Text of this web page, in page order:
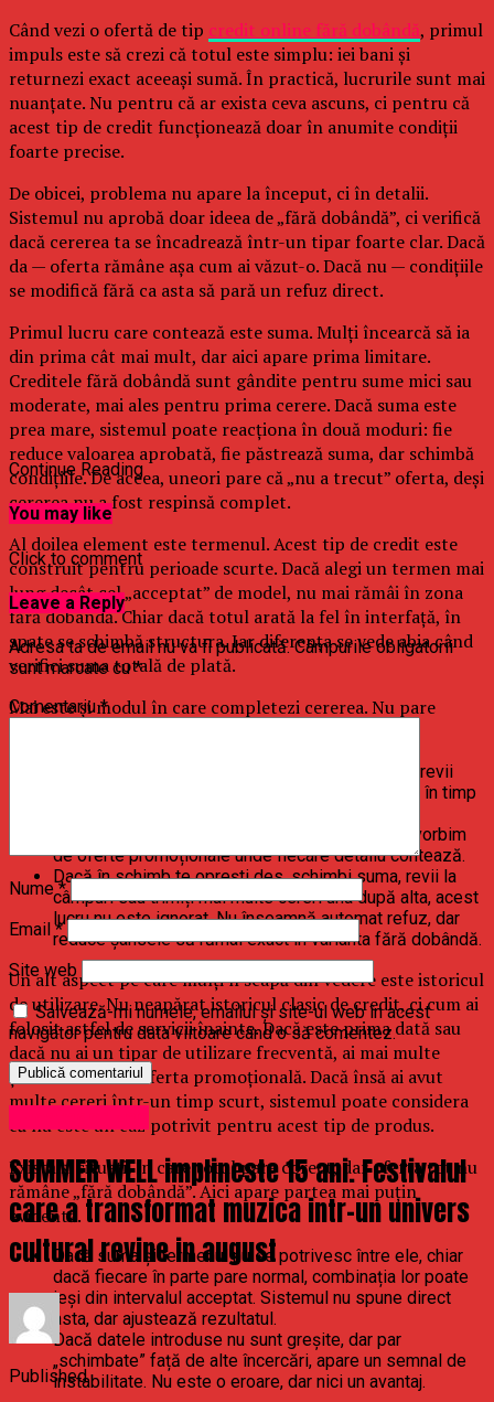
Când vezi o ofertă de tip credit online fără dobândă, primul
impuls este să crezi că totul este simplu: iei bani și
returnezi exact aceeași sumă. În practică, lucrurile sunt mai
nuanțate. Nu pentru că ar exista ceva ascuns, ci pentru că
acest tip de credit funcționează doar în anumite condiții
foarte precise.
De obicei, problema nu apare la început, ci în detalii.
Sistemul nu aprobă doar ideea de „fără dobândă”, ci verifică
dacă cererea ta se încadrează într-un tipar foarte clar. Dacă
da — oferta rămâne așa cum ai văzut-o. Dacă nu — condițiile
se modifică fără ca asta să pară un refuz direct.
Primul lucru care contează este suma. Mulți încearcă să ia
din prima cât mai mult, dar aici apare prima limitare.
Creditele fără dobândă sunt gândite pentru sume mici sau
moderate, mai ales pentru prima cerere. Dacă suma este
prea mare, sistemul poate reacționa în două moduri: fie
reduce valoarea aprobată, fie păstrează suma, dar schimbă
condițiile. De aceea, uneori pare că „nu a trecut” oferta, deși
cererea nu a fost respinsă complet.
Al doilea element este termenul. Acest tip de credit este
construit pentru perioade scurte. Dacă alegi un termen mai
lung decât cel „acceptat” de model, nu mai rămâi în zona
fără dobândă. Chiar dacă totul arată la fel în interfață, în
spate se schimbă structura. Iar diferența se vede abia când
verifici suma totală de plată.
Mai este și modul în care completezi cererea. Nu pare
Dacă completezi datele o singură dată, fără să revii
constant asupra lor, fără să modifici informațiile în timp
comportament stabil. Asta ajută, mai ales când vorbim
de oferte promoționale unde fiecare detaliu contează.
Dacă în schimb te oprești des, schimbi suma, revii la
câmpuri sau trimiți mai multe cereri una după alta, acest
lucru nu este ignorat. Nu înseamnă automat refuz, dar
reduce șansele să rămâi exact în varianta fără dobândă.
Un alt aspect pe care mulți îl scapă din vedere este istoricul
de utilizare. Nu neapărat istoricul clasic de credit, ci cum ai
folosit astfel de servicii înainte. Dacă este prima dată sau
dacă nu ai un tipar de utilizare frecventă, ai mai multe
șanse să intri în oferta promoțională. Dacă însă ai avut
multe cereri într-un timp scurt, sistemul poate considera
că nu este un caz potrivit pentru acest tip de produs.
Există și situații în care totul pare corect, dar oferta tot nu
rămâne „fără dobândă”. Aici apare partea mai puțin
evidentă.
Dacă suma și termenul nu se potrivesc între ele, chiar
dacă fiecare în parte pare normal, combinația lor poate
ieși din intervalul acceptat. Sistemul nu spune direct
asta, dar ajustează rezultatul.
Dacă datele introduse nu sunt greșite, dar par
„schimbate” față de alte încercări, apare un semnal de
instabilitate. Nu este o eroare, dar nici un avantaj.
Continue Reading
You may like
Click to comment
Leave a Reply
Adresa ta de email nu va fi publicată. Câmpurile obligatorii
sunt marcate cu*
Comentariu*
Nume*
Email*
Site web
Salvează-mi numele, emailul și site-ul web în acest
navigator pentru data viitoare când o să comentez.
SUMMER WELL implineste 15 ani. Festivalul
care a transformat muzica intr-un univers
cultural revine in august
Published